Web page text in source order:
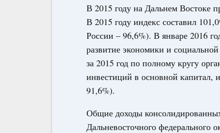
В 2015 году на Дальнем Востоке
В 2015 году индекс составил
России – 96,6%). В январе 2016
развитие экономики и
за 2015 год по полному кругу
инвестиций в основной капитал,
91,6%).
Общие доходы
Дальневосточного федерального